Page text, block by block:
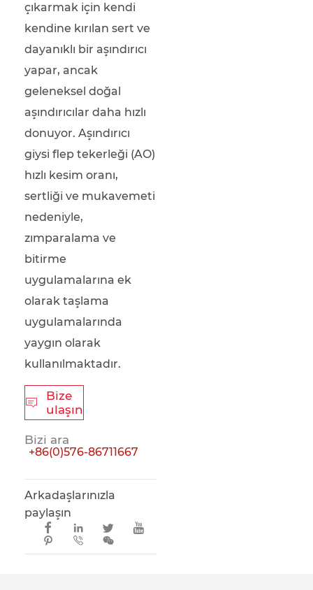
çıkarmak için kendi
kendine kırılan sert ve
dayanıklı bir aşındırıcı
yapar, ancak
geleneksel doğal
aşındırıcılar daha hızlı
donuyor. Aşındırıcı
giysi flep tekerleği (AO)
hızlı kesim oranı,
sertliği ve mukavemeti
nedeniyle,
zımparalama ve
bitirme
uygulamalarına ek
olarak taşlama
uygulamalarında
yaygın olarak
kullanılmaktadır.

Bize
ulaşın
Bizi ara
+86(0)576-86711667
Arkadaşlarınızla
paylaşın
  


 